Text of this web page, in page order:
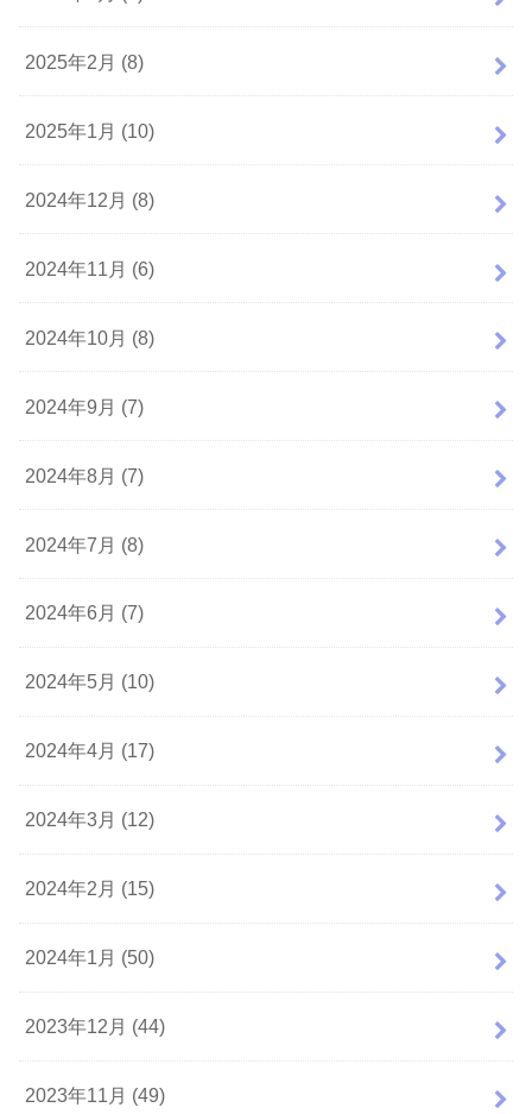
2025年2月 (8)
2025年1月 (10)
2024年12月 (8)
2024年11月 (6)
2024年10月 (8)
2024年9月 (7)
2024年8月 (7)
2024年7月 (8)
2024年6月 (7)
2024年5月 (10)
2024年4月 (17)
2024年3月 (12)
2024年2月 (15)
2024年1月 (50)
2023年12月 (44)
2023年11月 (49)